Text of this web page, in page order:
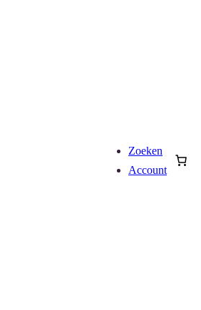
Zoeken
Account